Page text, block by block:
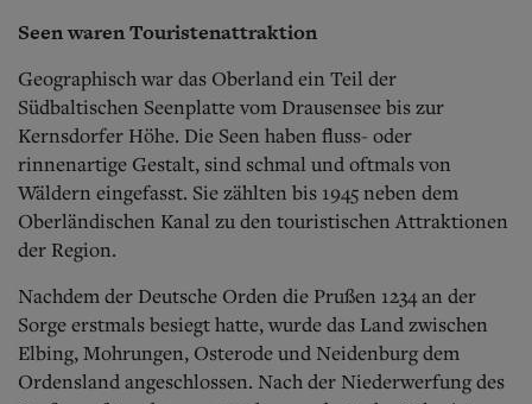
Seen waren Touristenattraktion
Geographisch war das Oberland ein Teil der
Südbaltischen Seenplatte vom Drausensee bis zur
Kernsdorfer Höhe. Die Seen haben fluss- oder
rinnenartige Gestalt, sind schmal und oftmals von
Wäldern eingefasst. Sie zählten bis 1945 neben dem
Oberländischen Kanal zu den touristischen Attraktionen
der Region.
Nachdem der Deutsche Orden die Prußen 1234 an der
Sorge erstmals besiegt hatte, wurde das Land zwischen
Elbing, Mohrungen, Osterode und Neidenburg dem
Ordensland angeschlossen. Nach der Niederwerfung des